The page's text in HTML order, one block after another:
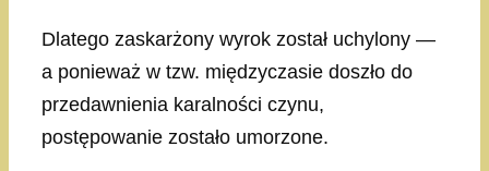
Dlatego zaskarżony wyrok został uchylony —
a ponieważ w tzw. międzyczasie doszło do
przedawnienia karalności czynu,
postępowanie zostało umorzone.